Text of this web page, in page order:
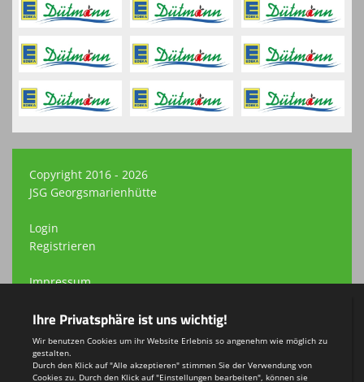
Copyright 2016 - 2026
JSG Georgsmarienhütte
Login
Registrieren
Impressum
Teamsports 2
Dein Sportverein online